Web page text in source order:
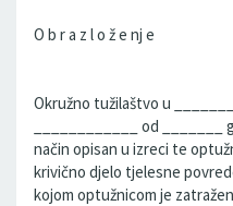
O b r a z l o ž e nj e
Okružno tužilaštvo u
____________ od _______
način opisan u izreci te
krivično djelo tjelesne
kojom optužnicom je